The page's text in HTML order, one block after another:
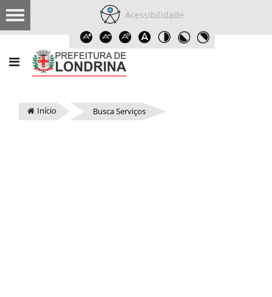
Acessibilidade
Início Busca Serviços